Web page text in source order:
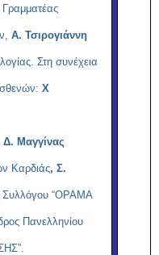
Γραμματέας
Α. Τσιρογιάννη
Στη συνέχεια
Χ
Δ. Μαγγίνας
Καρδιάς, Σ.
Συλλόγου “ΟΡΑΜΑ
Πανελληνίου